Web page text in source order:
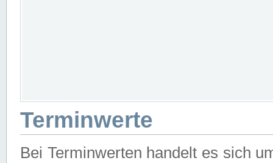
Terminwerte
Bei Terminwerten handelt es sich